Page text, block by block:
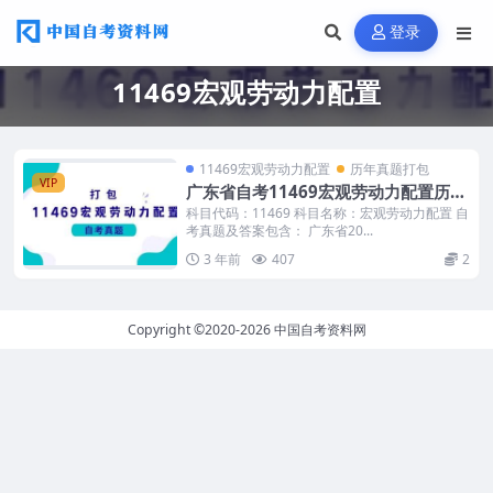
登录
11469宏观劳动力配置
VIP
11469宏观劳动力配置 历年真题打包
广东省自考11469宏观劳动力配置历年
真题及答案
科目代码：11469 科目名称：宏观劳动力配置 自
考真题及答案包含： 广东省20...
3 年前
407 2
Copyright ©2020-2026中国自考资料网